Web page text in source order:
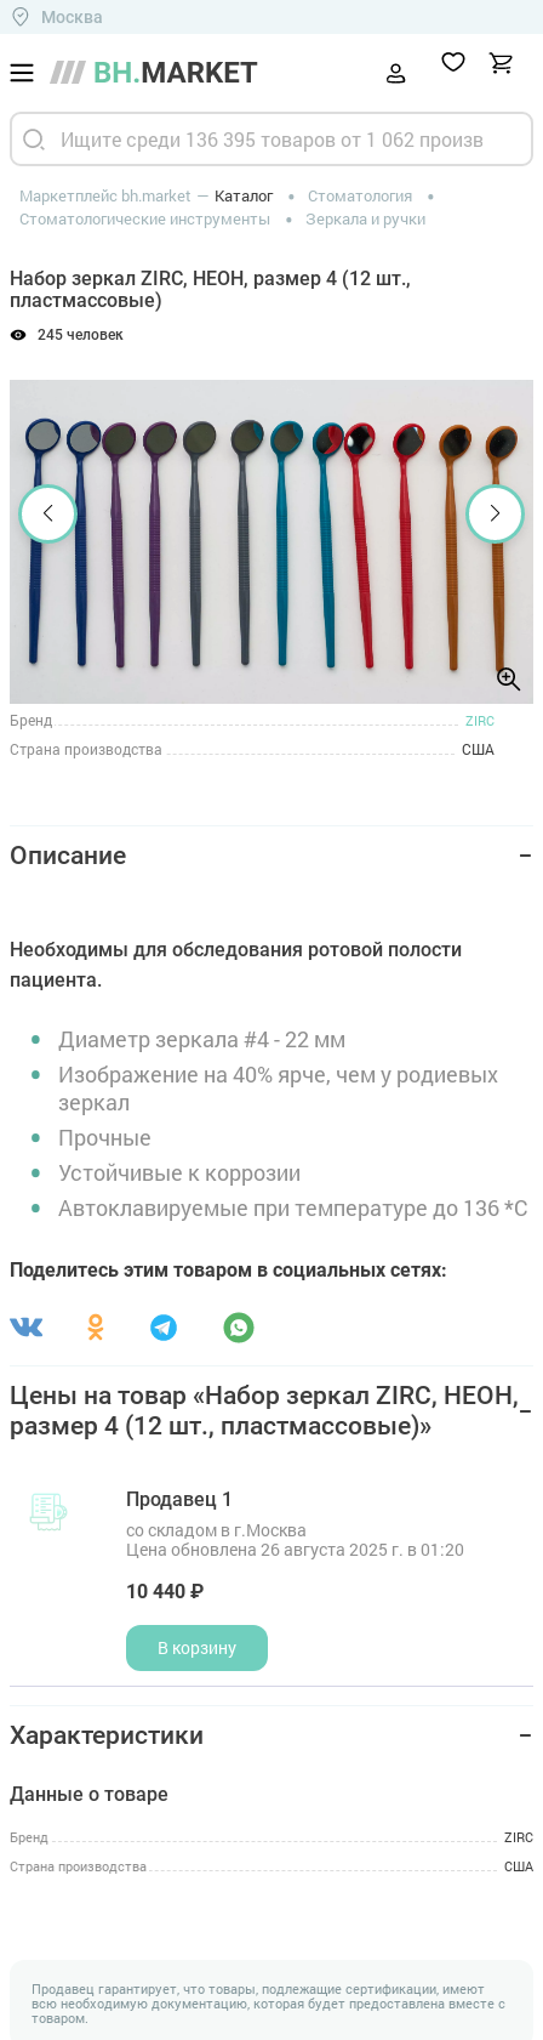
Москва
Маркетплейс bh.market Каталог
Стоматология
Стоматологические инструменты
Зеркала и ручки
Набор зеркал ZIRC, НЕОН, размер 4 (12 шт.,
пластмассовые)
245 человек
Бренд ZIRC
Страна производства США
Описание
Необходимы для обследования ротовой полости
пациента.
Диаметр зеркала #4 - 22 мм
Изображение на 40% ярче, чем у родиевых
зеркал
Прочные
Устойчивые к коррозии
Автоклавируемые при температуре до 136 *С
Поделитесь этим товаром в социальных сетях:
Цены на товар «Набор зеркал ZIRC, НЕОН,
размер 4 (12 шт., пластмассовые)»
Продавец 1
со складом в г.Москва
Цена обновлена 26 августа 2025 г. в 01:20
10 440 ₽
В корзину
Характеристики
Данные о товаре
Бренд
ZIRC
Страна производства
США
Продавец гарантирует, что товары, подлежащие сертификации, имеют
всю необходимую документацию, которая будет предоставлена вместе с
товаром.